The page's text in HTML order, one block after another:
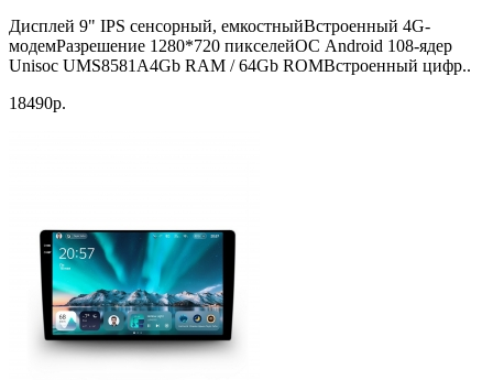
Дисплей 9" IPS сенсорный, емкостныйВстроенный 4G-
модемРазрешение 1280*720 пикселейОС Android 108-ядер
Unisoc UMS8581A4Gb RAM / 64Gb ROMВстроенный цифр..
18490р.